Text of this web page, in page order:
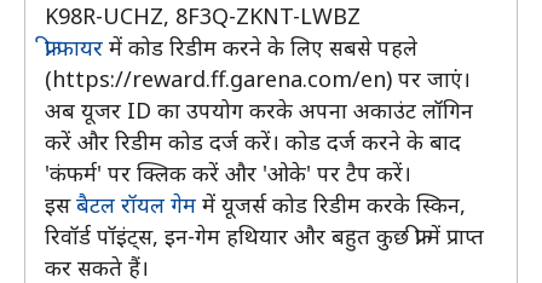
K98R-UCHZ, 8F3Q-ZKNT-LWBZ
फ्री फायर में कोड रिडीम करने के लिए सबसे पहले
(https://reward.ff.garena.com/en) पर जाएं।
अब यूजर ID का उपयोग करके अपना अकाउंट लॉगिन
करें और रिडीम कोड दर्ज करें। कोड दर्ज करने के बाद
'कंफर्म' पर क्लिक करें और 'ओके' पर टैप करें।
इसबैटल रॉयल गेम में यूजर्स कोड रिडीम करके स्किन,
रिवॉर्ड पॉइंट्स, इन-गेम हथियार और बहुत कुछ फ्री में प्राप्त
कर सकते हैं।